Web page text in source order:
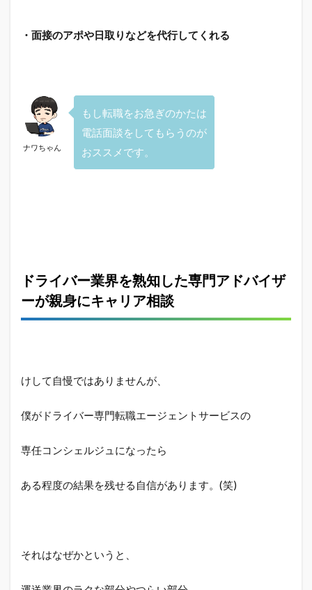
・面接のアポや日取りなどを代行してくれる
ナワちゃん
もし転職をお急ぎのかたは
電話面談をしてもらうのが
おススメです。
ドライバー業界を熟知した専門アドバイザ
ーが親身にキャリア相談
けして自慢ではありませんが、
僕がドライバー専門転職エージェントサービスの
専任コンシェルジュになったら
ある程度の結果を残せる自信があります。(笑)
それはなぜかというと、